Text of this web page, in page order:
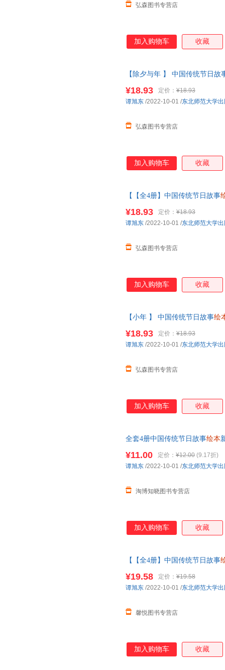
弘森图书专营店
加入购物车 收藏
【除夕与年 】 中国传统节日故
¥18.93 定价： ¥18.93
弘森图书专营店
谭旭东 /2022-10-01 /东北师范大学
加入购物车 收藏
【【全4册】中国传统节日故事
¥18.93 定价： ¥18.93
弘森图书专营店
谭旭东 /2022-10-01 /东北师范大学
加入购物车 收藏
【小年 】 中国传统节日故事绘
¥18.93 定价： ¥18.93
弘森图书专营店
谭旭东 /2022-10-01 /东北师范大学
加入购物车 收藏
全套4册中国传统节日故事绘本
¥11.00 定价： ¥12.00 (9.17折)
淘博知晓图书专营店
谭旭东 /2022-10-01 /东北师范大学
加入购物车 收藏
【【全4册】中国传统节日故事
在线当当客服
¥19.58 定价： ¥19.58
馨悦图书专营店
谭旭东 /2022-10-01 /东北师范大学
加入购物车 收藏